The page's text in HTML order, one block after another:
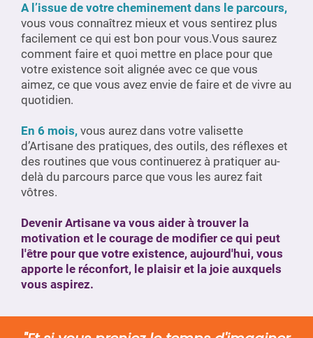
A l’issue de votre cheminement dans le parcours,
vous vous connaîtrez mieux et vous sentirez plus
facilement ce qui est bon pour vous.Vous saurez
comment faire et quoi mettre en place pour que
votre existence soit alignée avec ce que vous
aimez, ce que vous avez envie de faire et de vivre au
quotidien.
En 6 mois, vous aurez dans votre valisette
d’Artisane des pratiques, des outils, des réflexes et
des routines que vous continuerez à pratiquer au-
delà du parcours parce que vous les aurez fait
vôtres.
Devenir Artisane va vous aider à trouver la
motivation et le courage de modifier ce qui peut
l'être pour que votre existence, aujourd'hui, vous
apporte le réconfort, le plaisir et la joie auxquels
vous aspirez.